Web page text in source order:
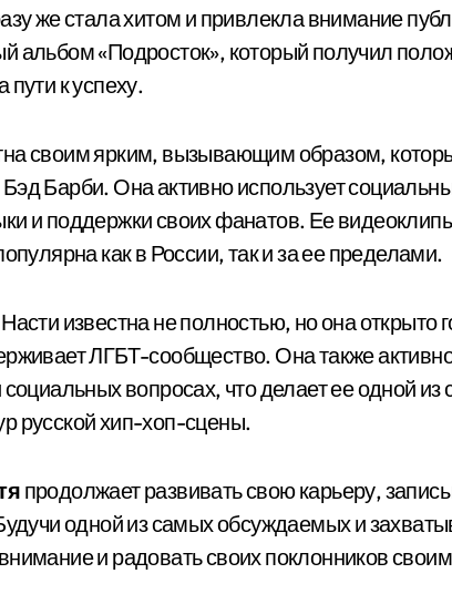
же стала хитом и привлекла внимание
альбом «Подросток», который получил
к успеху.
своим ярким, вызывающим образом,
Барби. Она активно использует
и поддержки своих фанатов. Ее
как в России, так и за ее пределами.
известна не полностью, но она открыто
ЛГБТ-сообщество. Она также
вопросах, что делает ее одной из
русской хип-хоп-сцены.
продолжает развивать свою карьеру,
одной из самых обсуждаемых и
и радовать своих поклонников